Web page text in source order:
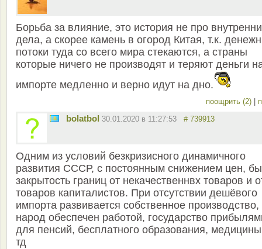
Борьба за влияние, это история не про
дела, а скорее камень в огород Китая, т.к.
потоки туда со всего мира стекаются, а страны
которые ничего не производят и теряют деньги
импорте медленно и верно идут на дно.
поощрить (2)
bolatbol 30.01.2020 в 11:27:53 # 739913
Одним из условий безкризисного динамичного
развития СССР, с постоянным снижением цен,
закрытость границ от некачественнвх товаров и
товаров капиталистов. При отсутствии дешёвого
импорта развивается собственное производство,
народ обеспечен работой, государство
для пенсий, бесплатного образования,
тд